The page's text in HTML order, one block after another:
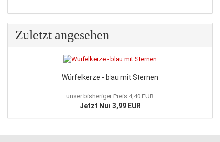
Zuletzt angesehen
Würfelkerze - blau mit Sternen
unser bisheriger Preis 4,40 EUR
Jetzt Nur 3,99 EUR